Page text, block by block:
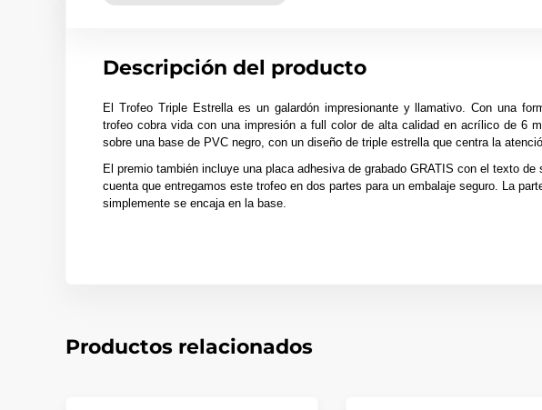
Descripción del producto
El Trofeo Triple Estrella es un galardón impresionante y llamativo. Con una
trofeo cobra vida con una impresión a full color de alta calidad en acrílico de 6
sobre una base de PVC negro, con un diseño de triple estrella que centra la
El premio también incluye una placa adhesiva de grabado GRATIS con el texto de
cuenta que entregamos este trofeo en dos partes para un embalaje seguro. La
simplemente se encaja en la base.
Productos relacionados